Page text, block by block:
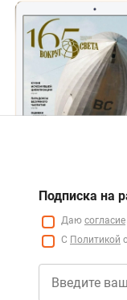
Подписка на
Даю согласие
С Политикой